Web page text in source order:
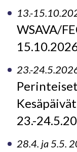
13.-
WSAVA/
23.-
23.-
28.4. ja 5.5.